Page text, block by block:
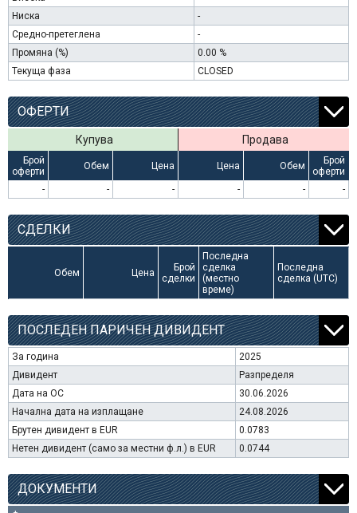
Ниска
-
Средно-претеглена
-
Промяна (%)
0.00 %
Текуща фаза
CLOSED
ОФЕРТИ
Купува Продава
Брой
оферти
Обем Цена Цена Обем
Брой
оферти
-
- - - - -
СДЕЛКИ
Обем Цена
Брой
сделки
Последна
сделка
(местно
време)
Последна
сделка (UTC)
ПОСЛЕДЕН ПАРИЧЕН ДИВИДЕНТ
За година
2025
Дивидент
Разпределя
Дата на ОС
30.06.2026
Начална дата на изплащане
24.08.2026
Брутен дивидент в EUR
0.0783
Нетен дивидент (само за местни ф.л.) в EUR
0.0744
ДОКУМЕНТИ